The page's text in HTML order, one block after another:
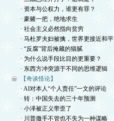
· 资本与公权力，谁更有罪？
· 豪赌一把，绝地求生
· 社会主义必然指向贫穷
· 马杜罗夫妇被擒，世界更接近和平
· “反腐”背后掩藏的猫腻
· 为什么说手段比目的更重要？
· 东西方冲突源于不同的思维逻辑
【奇谈怪论】
· AI对本人“个人责任”一文的评论
· 转：中国失去的三十年预测
· 小泽被正义带歪了
· 川普撒手不管也不失为一种谋略